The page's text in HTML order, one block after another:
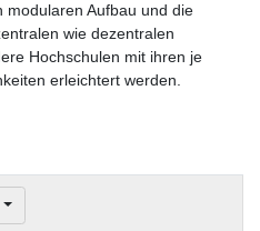
modularen Aufbau und die
wie dezentralen
Hochschulen mit ihren je
erleichtert werden.